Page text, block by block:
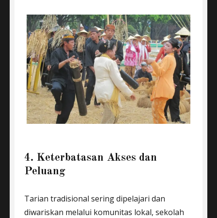
4. Keterbatasan Akses dan
Peluang
Tarian tradisional sering dipelajari dan
diwariskan melalui komunitas lokal, sekolah